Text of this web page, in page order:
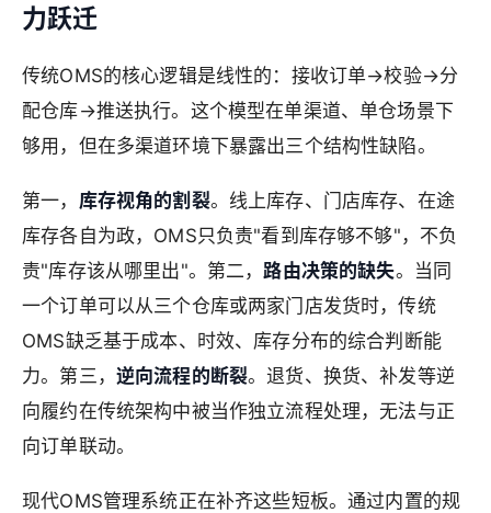
力跃迁
传统OMS的核心逻辑是线性的：接收订单→校验→分
配仓库→推送执行。这个模型在单渠道、单仓场景下
够用，但在多渠道环境下暴露出三个结构性缺陷。
第一， 库存视角的割裂。线上库存、门店库存、在途
库存各自为政，OMS只负责"看到库存够不够"，不负
责"库存该从哪里出"。第二，路由决策的缺失。当同
一个订单可以从三个仓库或两家门店发货时，传统
OMS缺乏基于成本、时效、库存分布的综合判断能
力。第三， 逆向流程的断裂。退货、换货、补发等逆
向履约在传统架构中被当作独立流程处理，无法与正
向订单联动。
现代OMS管理系统正在补齐这些短板。通过内置的规